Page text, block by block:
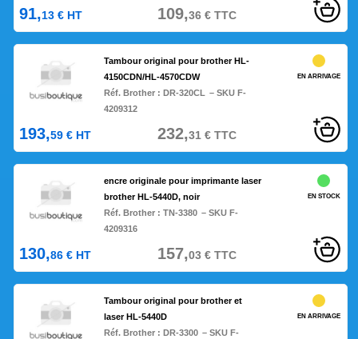
91,13 € HT 109,36€TTC
Tambour original pour brother HL-
4150CDN/HL-4570CDW
Réf. Brother :DR-320CL – SKU F-
4209312
EN ARRIVAGE
193,59 € HT 232,31 €TTC
encre originale pour imprimante laser
brother HL-5440D, noir
Réf. Brother :TN-3380 – SKU F-
4209316
EN STOCK
130,86 € HT 157,03€TTC
Tambour original pour brother et
laser HL-5440D
Réf. Brother :DR-3300 – SKU F-
EN ARRIVAGE